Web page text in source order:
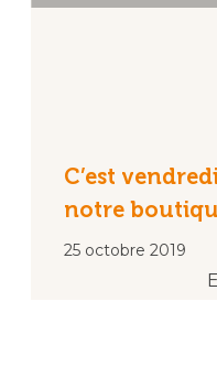
C’est
notre
25 octobre 2019